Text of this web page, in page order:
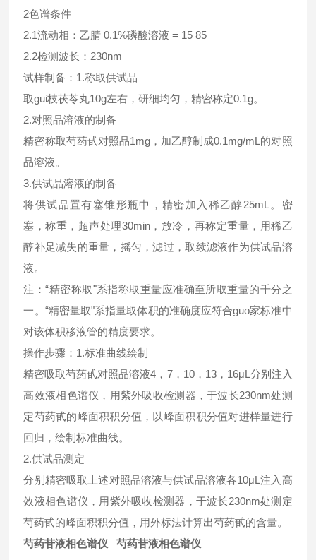
2色谱条件
2.1流动相：乙腈 0.1%磷酸溶液 = 15 85
2.2检测波长：230nm
试样制备：1.称取供试品
取gui枝茯苓丸10g左右，研细均匀，精密称定0.1g。
2.对照品溶液的制备
精密称取芍药甙对照品1mg，加乙醇制成0.1mg/mL的对照
品溶液。
3.供试品溶液的制备
将供试品置有塞锥形瓶中，精密加入稀乙醇25mL。密
塞，称重，超声处理30min，放冷，再称定重量，用稀乙
醇补足减失的重量，摇匀，滤过，取续滤液作为供试品溶
液。
注：“精密称取"系指称取重量应准确至所取重量的千分之
一。“精密量取"系指量取体积的准确度应符合guo家标准中
对该体积移液管的精度要求。
操作步骤：1.标准曲线绘制
精密吸取芍药甙对照品溶液4，7，10，13，16μL分别注入
高效液相色谱仪，用紫外吸收检测器，于波长230nm处测
定芍药甙的峰面积积分值，以峰面积积分值对进样量进行
回归，绘制标准曲线。
2.供试品测定
分别精密吸取上述对照品溶液与供试品溶液各10μL注入高
效液相色谱仪，用紫外吸收检测器，于波长230nm处测定
芍药甙的峰面积积分值，用外标法计算出芍药甙的含量。
芍药苷液相色谱仪
芍药苷液相色谱仪